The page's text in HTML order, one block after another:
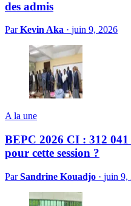
des admis
ParKevin Aka · juin 9, 2026
A la une
BEPC 2026 CI : 312
pour cette session ?
ParSandrine Kouadjo · juin 9,